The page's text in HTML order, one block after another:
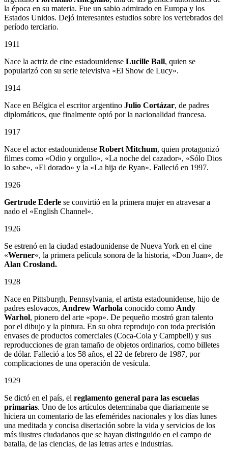
la época en su materia. Fue un sabio admirado en Europa y los
Estados Unidos. Dejó interesantes estudios sobre los vertebrados del
período terciario.
1911
Nace la actriz de cine estadounidense Lucille Ball, quien se
popularizó con su serie televisiva «El Show de Lucy».
1914
Nace en Bélgica el escritor argentino Julio Cortázar, de padres
diplomáticos, que finalmente optó por la nacionalidad francesa.
1917
Nace el actor estadounidense Robert Mitchum, quien protagonizó
filmes como «Odio y orgullo», «La noche del cazador», «Sólo Dios
lo sabe», «El dorado» y la «La hija de Ryan». Falleció en 1997.
1926
Gertrude Ederle se convirtió en la primera mujer en atravesar a
nado el «English Channel».
1926
Se estrenó en la ciudad estadounidense de Nueva York en el cine
«Werner«, la primera película sonora de la historia, «Don Juan», de
Alan Crosland.
1928
Nace en Pittsburgh, Pennsylvania, el artista estadounidense, hijo de
padres eslovacos, Andrew Warhola conocido como Andy
Warhol, pionero del arte «pop». De pequeño mostró gran talento
por el dibujo y la pintura. En su obra reprodujo con toda precisión
envases de productos comerciales (Coca-Cola y Campbell) y sus
reproducciones de gran tamaño de objetos ordinarios, como billetes
de dólar. Falleció a los 58 años, el 22 de febrero de 1987, por
complicaciones de una operación de vesícula.
1929
Se dictó en el país, el reglamento general para las escuelas
primarias. Uno de los artículos determinaba que diariamente se
hiciera un comentario de las efemérides nacionales y los días lunes
una meditada y concisa disertación sobre la vida y servicios de los
más ilustres ciudadanos que se hayan distinguido en el campo de
batalla, de las ciencias, de las letras artes e industrias.